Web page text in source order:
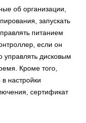
об организации,
запускать
питанием
если он
дисковым
Кроме того,
настройки
сертификат